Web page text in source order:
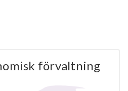
förvaltning